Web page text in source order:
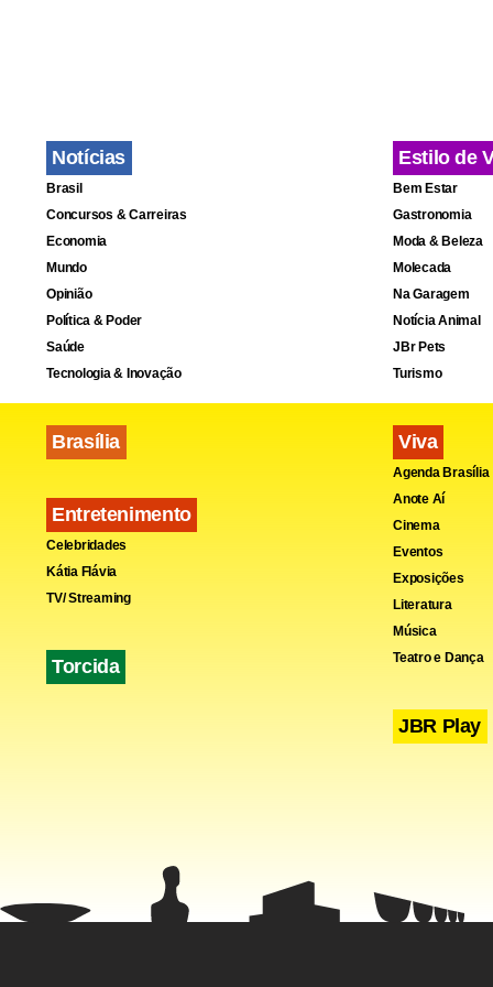
Notícias
Brasil
Concursos & Carreiras
Economia
Mundo
Opinião
Política & Poder
Saúde
Tecnologia & Inovação
Brasília
Entretenimento
Celebridades
Kátia Flávia
TV/ Streaming
Torcida
Estilo de
Bem Estar
Gastronomia
Moda & Beleza
Molecada
Na Garagem
Notícia Animal
JBr Pets
Turismo
Viva
Agenda Brasília
Anote Aí
Cinema
Eventos
Exposições
Literatura
Música
Teatro e Dança
JBR Play